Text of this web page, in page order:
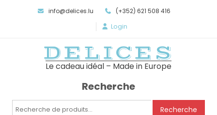
info@delices.lu (+352) 621 508 416
Login
DELICES
Le cadeau idéal – Made in Europe
Recherche
Recherche
Recherche